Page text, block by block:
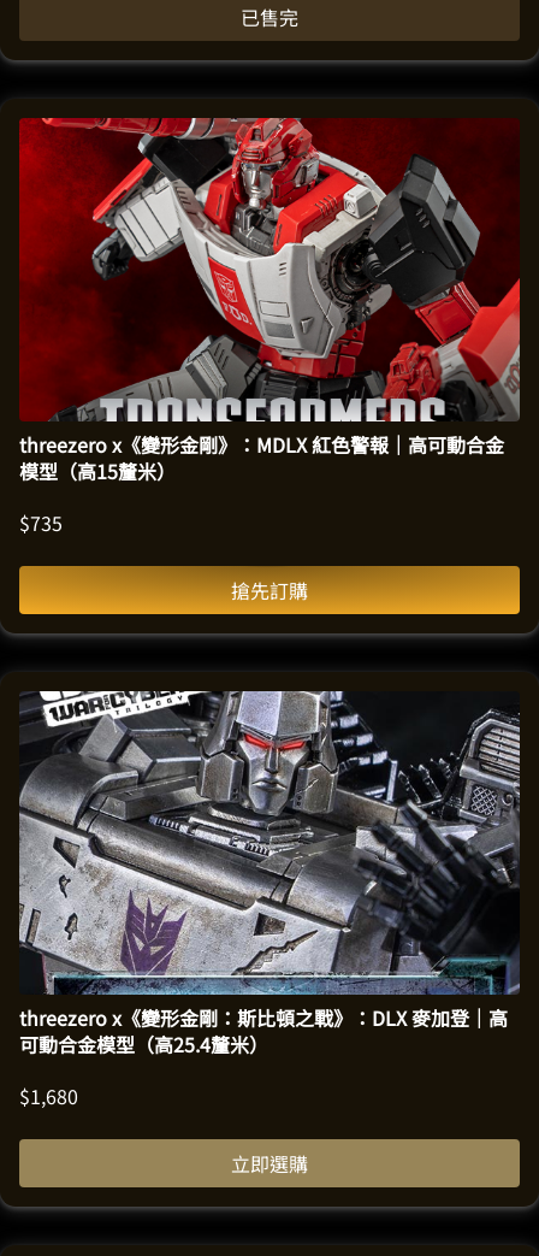
已售完
threezero x《變形金剛》：MDLX 紅色警報｜高可動合金
模型（高15釐米）
$735
搶先訂購
threezero x《變形金剛：斯比頓之戰》：DLX 麥加登｜高
可動合金模型（高25.4釐米）
$1,680
立即選購